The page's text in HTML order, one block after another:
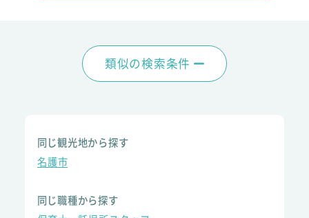
類似の検索条件
同じ観光地から探す
名護市
同じ職種から探す